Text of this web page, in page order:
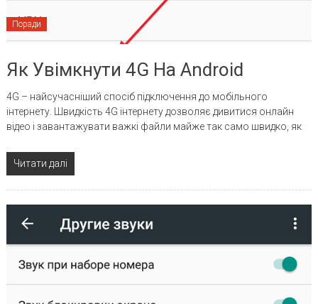
Поради
Як Увімкнути 4G На Android
4G – найсучасніший спосіб підключення до мобільного
інтернету. Швидкість 4G інтернету дозволяє дивитися онлайн
відео і завантажувати важкі файли майже так само швидко, як
Читати далі